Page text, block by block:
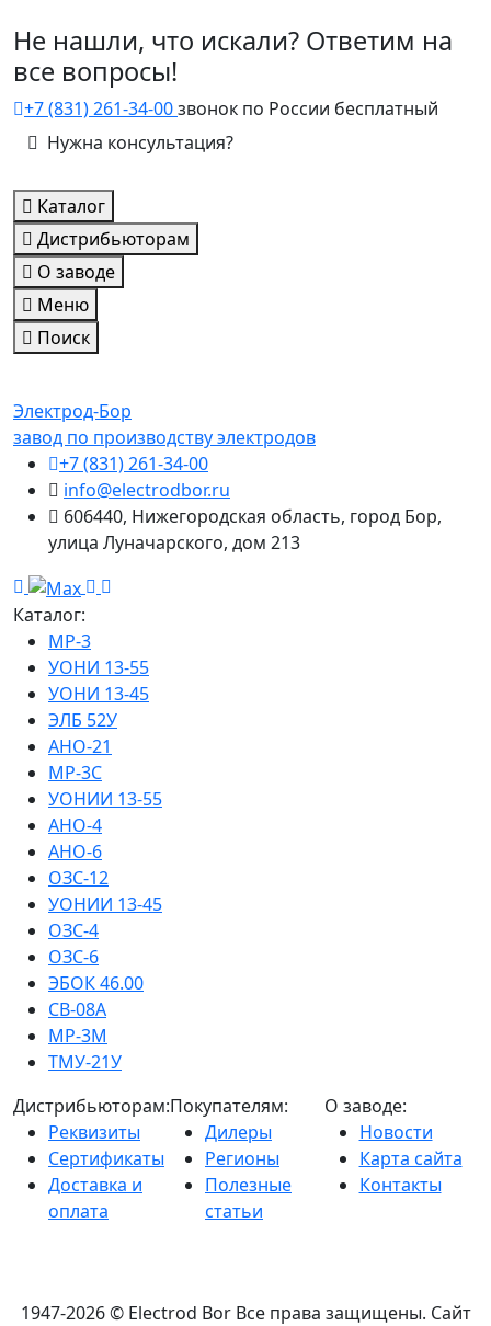
Не нашли, что искали? Ответим на
все вопросы!
+7 (831) 261-34-00звонок по России бесплатный
Нужна консультация?
Каталог
Дистрибьюторам
О заводе
Меню
Поиск
Электрод-Бор
завод по производству электродов
+7 (831) 261-34-00
info@electrodbor.ru
606440, Нижегородская область, город Бор,
улица Луначарского, дом 213
Каталог:
МР-3
УОНИ 13-55
УОНИ 13-45
ЭЛБ 52У
АНО-21
МР-3С
УОНИИ 13-55
АНО-4
АНО-6
ОЗС-12
УОНИИ 13-45
ОЗС-4
ОЗС-6
ЭБОК 46.00
СВ-08А
МР-3М
ТМУ-21У
Дистрибьюторам:
Реквизиты
Сертификаты
Доставка и
оплата
Покупателям:
Дилеры
Регионы
Полезные
статьи
О заводе:
Новости
Карта сайта
Контакты
1947-2026 © Electrod Bor Все права защищены. Сайт